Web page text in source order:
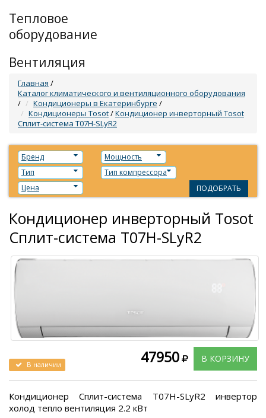
Тепловое
оборудование
Вентиляция
Главная /
Каталог климатического и вентиляционного оборудования
/
Кондиционеры в Екатеринбурге /
Кондиционеры Tosot/Кондиционер инверторный Tosot
Сплит-система T07H-SLyR2
Бренд
Мощность
Тип
Тип компрессора
Цена
ПОДОБРАТЬ
Кондиционер инверторный Tosot
Сплит-система T07H-SLyR2
В КОРЗИНУ
47950
В наличии
Кондиционер Сплит-система T07H-SLyR2 инвертор
холод тепло вентиляция 2.2 кВт